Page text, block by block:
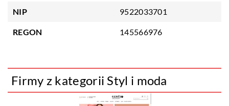
NIP 9522033701
REGON 145566976
Firmy z kategorii Styl i moda